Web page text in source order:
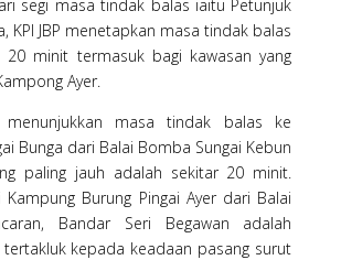
segi masa tindak balas iaitu Petunjuk
KPI JBP menetapkan masa tindak balas
minit termasuk bagi kawasan yang
Ayer.
menunjukkan masa tindak balas ke
Bunga dari Balai Bomba Sungai Kebun
paling jauh adalah sekitar 20 minit.
Kampung Burung Pingai Ayer dari Balai
Bandar Seri Begawan adalah
kepada keadaan pasang surut